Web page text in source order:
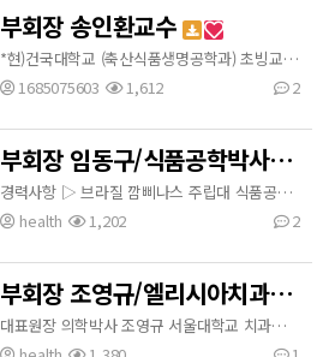
부회장 송인환교수
*현)건국대학교 (축산식품생명공학과) 초빙교수. 전)식품의약품안전처 부이사관 전)대한민국 제18대국회 정부협력관 회장 전)주식회사 TNH바이오 부회장 전)한국식품기술사회 부회장 전)현대홈쇼핑 시정자위원회 부위원장 전)사단법인 그린환경운동본부 총재 >기획조정관실 국회협력관, 서울식약처 수입관리과장 >을지대학교 겸임교수 >사단법인 녹색환경창조연합 공동대표 [이 게시물은 최고관리자님에 의해 2020-12-29 10:14:14 협회임원진에서 이동 됨]
1685075603
1,612 2
부회장 임동구/식품공학박사
경력사항 ▷ 브라질 깜삐나스 주립대 식품공학박사 ▷ 현) 한국 브라질 소사이어티 문화분과 위원장 ▷ 현) Dr. Yim's 체질라이프스타일 연구소장 ▷ 전) 브라질 AQIA 화장품 기술고문 ▷ 전) 한국생명공학연구원 (KRRIB) 강의분야 ▷ 개인 맞춤형 건강라이프 코칭 ▷ 체질로 풀어보는 소통 이야기 ▷ 체질 오페라 - 공감과 소통의 오페라 (세종문화회관에서 공연했음) ▷ 체질 맞춤형 진로 적성 직무 코칭 프로그램 ▷ 체질 라이프스타일 코칭 프로그램 수상경력 ▷ 2013 한국관광공사 창조 아이디어 …
health
1,202 2
부회장 조영규/엘리시아치과 대표원장
대표원장 의학박사 조영규 서울대학교 치과대학병원 교정과 전문의 연세대학교 행정대학원 졸업 대한치과이식 임플란트학회 정회원 대한치과 교정학회 정회원 국군 수도병원 치과부장 카톨릭대학교 임상치의학대학원 외래교수 (부교수) Universitat of Zurich 치과의료센터 교환교수 현) 엘리시아치과 대표원장 혈관관리협회 부회장